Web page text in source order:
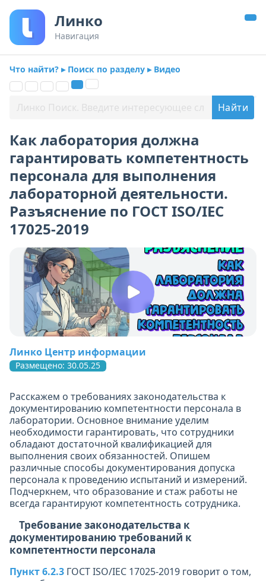
Линко
Навигация
Что найти? ▸ Поиск по разделу ▸ Видео
Как лаборатория должна
гарантировать компетентность
персонала для выполнения
лабораторной деятельности.
Разъяснение по ГОСТ ISO/IEC
17025-2019
Линко Центр информации
Размещено: 30.05.25
Расскажем о требованиях законодательства к
документированию компетентности персонала в
лаборатории. Основное внимание уделим
необходимости гарантировать, что сотрудники
обладают достаточной квалификацией для
выполнения своих обязанностей. Опишем
различные способы документирования допуска
персонала к проведению испытаний и измерений.
Подчеркнем, что образование и стаж работы не
всегда гарантируют компетентность сотрудника.
Требование законодательства к
документированию требований к
компетентности персонала
Пункт 6.2.3 ГОСТ ISO/IEC 17025-2019 говорит о том,